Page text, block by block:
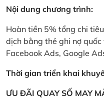
Nội dung chương trình:
Hoàn tiền 5% tổng chi
dịch bằng thẻ ghi nợ
Facebook Ads, Google
Thời gian triển khai
ƯU ĐÃI QUAY SỐ MAY